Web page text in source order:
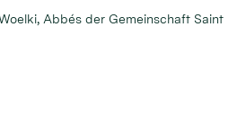
Abbés der Gemeinschaft Saint